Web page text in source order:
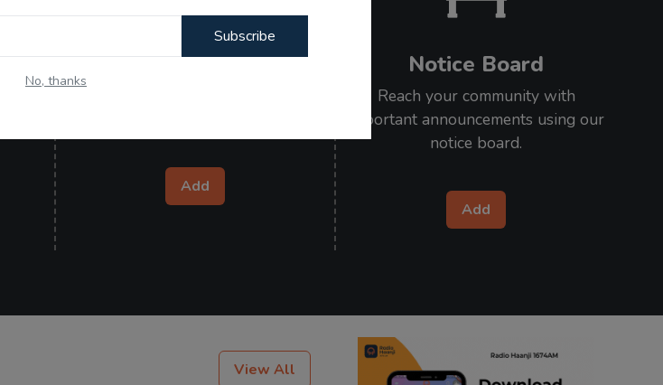
Subscribe
No, thanks
Wishes
Add
Notice Board
Reach your community with
important announcements using our
notice board.
Add
View All